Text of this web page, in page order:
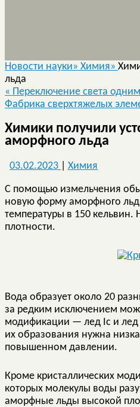
Новости науки» Химия»
льда
« Переключение света
Фабрика сверхтяжелых
Химики получили
аморфного льда
03.02.2023 Химия
С помощью измельчения
новую форму аморфного
температуры в 150
плотности.
Вода образует около 20
за редким исключением
модификации — лед Iс и
их образования нужна
повышенном давлении.
Кроме кристаллических
которых молекулы воды
аморфные льды высокой